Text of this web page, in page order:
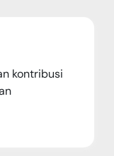
kontribusi